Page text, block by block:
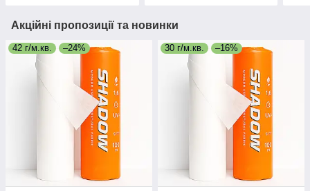
Акційні пропозиції та новинки
42 г/м.кв. –24% 30 г/м.кв. –16%